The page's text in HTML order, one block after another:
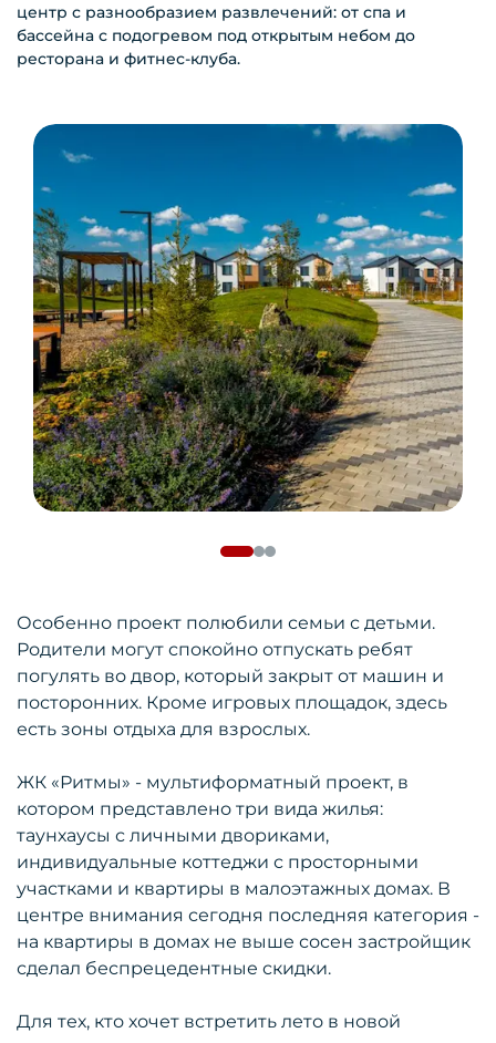
центр с разнообразием развлечений: от спа и
бассейна с подогревом под открытым небом до
ресторана и фитнес-клуба.
Особенно проект полюбили семьи с детьми.
Родители могут спокойно отпускать ребят
погулять во двор, который закрыт от машин и
посторонних. Кроме игровых площадок, здесь
есть зоны отдыха для взрослых.
ЖК «Ритмы» - мультиформатный проект, в
котором представлено три вида жилья:
таунхаусы с личными двориками,
индивидуальные коттеджи с просторными
участками и квартиры в малоэтажных домах. В
центре внимания сегодня последняя категория -
на квартиры в домах не выше сосен застройщик
сделал беспрецедентные скидки.
Для тех, кто хочет встретить лето в новой